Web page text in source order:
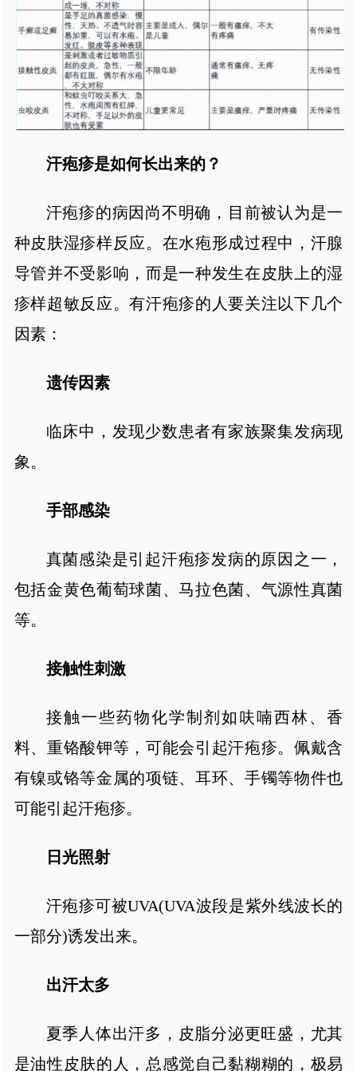
汗疱疹是如何长出来的？
汗疱疹的病因尚不明确，目前被认为是一
种皮肤湿疹样反应。在水疱形成过程中，汗腺
导管并不受影响，而是一种发生在皮肤上的湿
疹样超敏反应。有汗疱疹的人要关注以下几个
因素：
遗传因素
临床中，发现少数患者有家族聚集发病现
象。
手部感染
真菌感染是引起汗疱疹发病的原因之一，
包括金黄色葡萄球菌、马拉色菌、气源性真菌
等。
接触性刺激
接触一些药物化学制剂如呋喃西林、香
料、重铬酸钾等，可能会引起汗疱疹。佩戴含
有镍或铬等金属的项链、耳环、手镯等物件也
可能引起汗疱疹。
日光照射
汗疱疹可被UVA(UVA波段是紫外线波长的
一部分)诱发出来。
出汗太多
夏季人体出汗多，皮脂分泌更旺盛，尤其
是油性皮肤的人，总感觉自己黏糊糊的，极易